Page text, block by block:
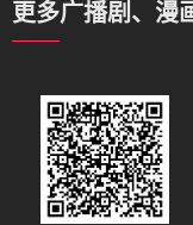
更多广播剧、漫